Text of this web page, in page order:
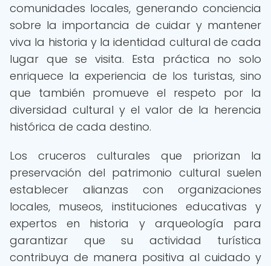
comunidades locales, generando conciencia
sobre la importancia de cuidar y mantener
viva la historia y la identidad cultural de cada
lugar que se visita. Esta práctica no solo
enriquece la experiencia de los turistas, sino
que también promueve el respeto por la
diversidad cultural y el valor de la herencia
histórica de cada destino.
Los cruceros culturales que priorizan la
preservación del patrimonio cultural suelen
establecer alianzas con organizaciones
locales, museos, instituciones educativas y
expertos en historia y arqueología para
garantizar que su actividad turística
contribuya de manera positiva al cuidado y